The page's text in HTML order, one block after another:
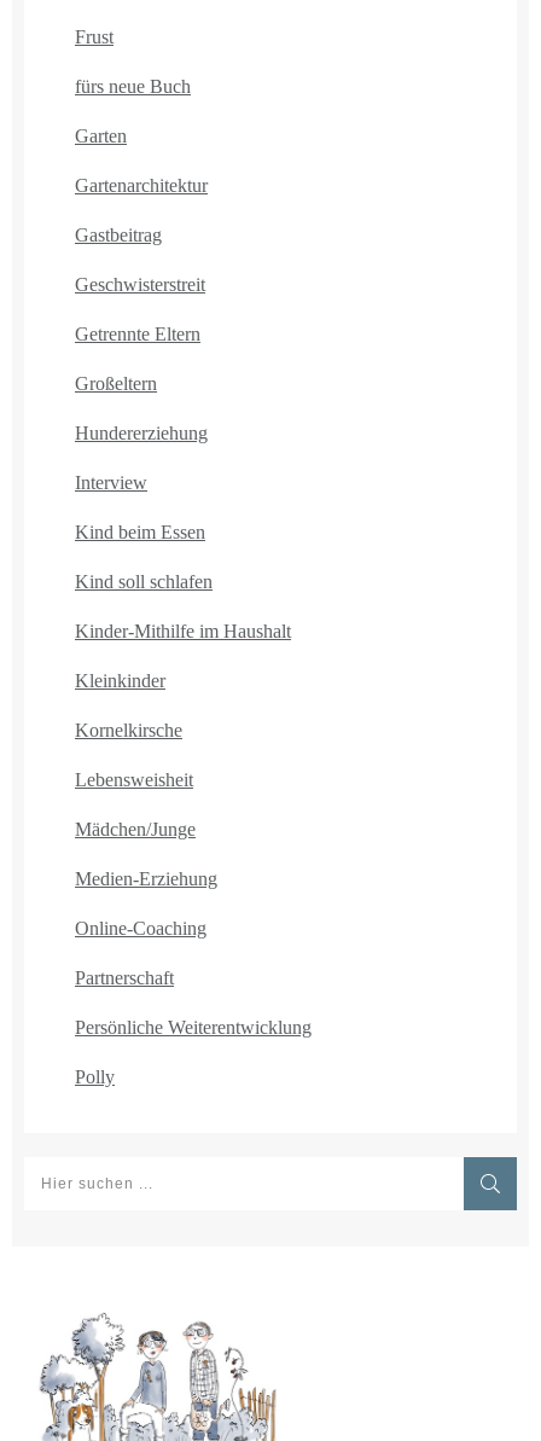
Frust
fürs neue Buch
Garten
Gartenarchitektur
Gastbeitrag
Geschwisterstreit
Getrennte Eltern
Großeltern
Hundererziehung
Interview
Kind beim Essen
Kind soll schlafen
Kinder-Mithilfe im Haushalt
Kleinkinder
Kornelkirsche
Lebensweisheit
Mädchen/Junge
Medien-Erziehung
Online-Coaching
Partnerschaft
Persönliche Weiterentwicklung
Polly